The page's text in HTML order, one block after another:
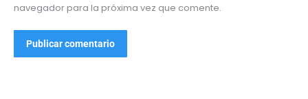
navegador para la próxima vez que comente.
Publicar comentario